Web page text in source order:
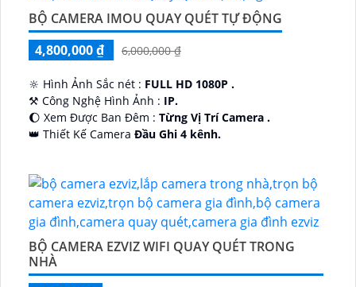
BỘ CAMERA IMOU QUAY QUÉT TỰ ĐỘNG
4,800,000 ₫
6,000,000 ₫
🔆 Hình Ảnh Sắc nét : FULL HD 1080P .
⚒ Công Nghệ Hình Ảnh : IP.
🌔 Xem Được Ban Đêm : Từng Vị Trí Camera .
👑 Thiết Kế Camera Đầu Ghi 4 kênh.
BỘ CAMERA EZVIZ WIFI QUAY QUÉT TRONG
NHÀ